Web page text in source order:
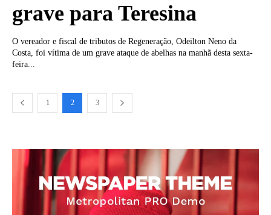
grave para Teresina
O vereador e fiscal de tributos de Regeneração, Odeilton Neno da
Costa, foi vítima de um grave ataque de abelhas na manhã desta sexta-
feira...
1 2 3